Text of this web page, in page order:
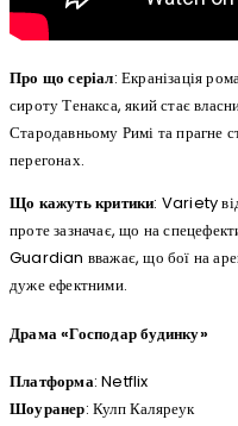
Про що серіал: Екранізація
сироту Тенакса, який стає
Стародавньому Римі та прагне
перегонах.
Що кажуть критики: Variety
проте зазначає, що на
Guardian вважає, що бої на
дуже ефектними.
Драма «Господар будинку»
Платформа: Netflix
Шоуранер: Кулп Каляреук